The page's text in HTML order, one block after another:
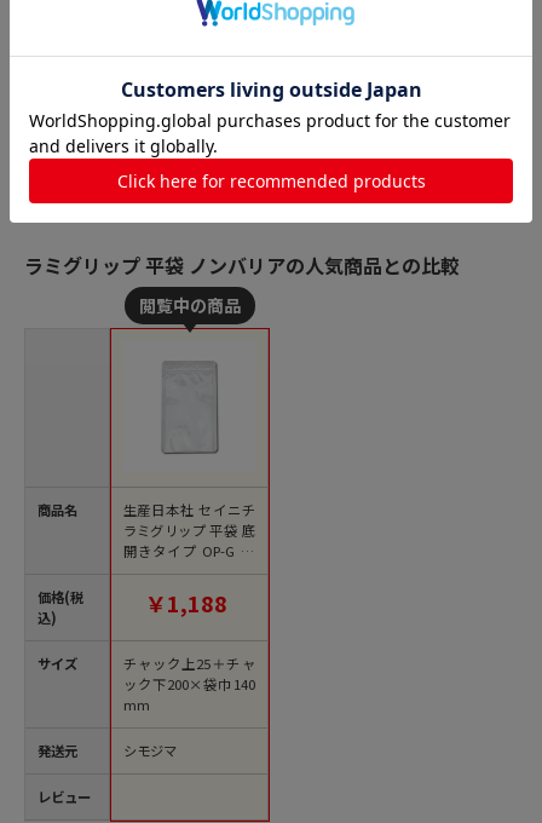
ラミグリップ 平袋 ノンバリアの人気商品との比較
商品名
価格(税
込)
サイズ
発送元
レビュー
生産日本社 セイニチ
ラミグリップ 平袋 底
開きタイプ OP-G 50
枚/袋
￥1,188
チャック上25＋チャ
ック下200×袋巾140
mm
シモジマ